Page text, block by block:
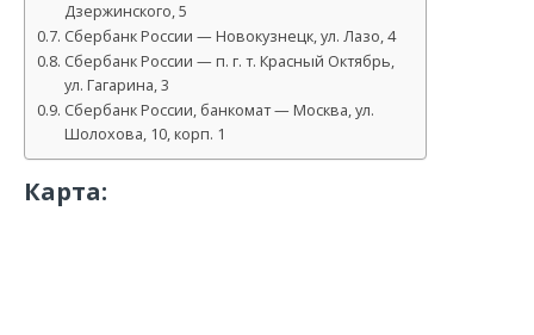
Дзержинского, 5
Сбербанк России — Новокузнецк, ул. Лазо, 4
Сбербанк России — п. г. т. Красный Октябрь,
ул. Гагарина, 3
Сбербанк России, банкомат — Москва, ул.
Шолохова, 10, корп. 1
Карта: